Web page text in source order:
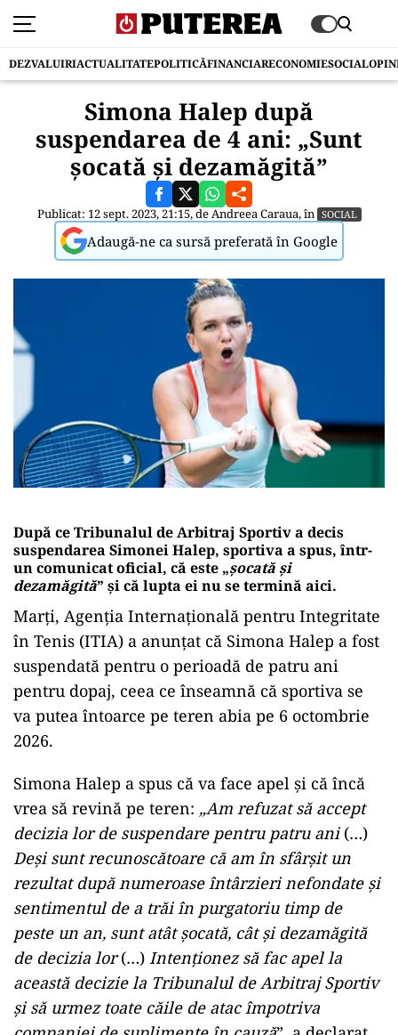
DEZVALUIRIACTUALITATEPOLITICĂFINANCIARECONOMIESOCIAL
Simona Halep după
suspendarea de 4 ani: „Sunt
șocată și dezamăgită”
Publicat: 12 sept. 2023, 21:15, deAndreea Caraua, în SOCIAL
Adaugă-ne ca sursă preferată în Google
După ce Tribunalul de Arbitraj Sportiv a decis
suspendarea Simonei Halep, sportiva a spus, într-
un comunicat oficial, că este „șocată și
dezamăgită” și că lupta ei nu se termină aici.
Marți, Agenția Internațională pentru Integritate
în Tenis (ITIA) a anunțat că Simona Halep a fost
suspendată pentru o perioadă de patru ani
pentru dopaj, ceea ce înseamnă că sportiva se
va putea întoarce pe teren abia pe 6 octombrie
2026.
Simona Halep a spus că va face apel și că încă
vrea să revină pe teren: „Am refuzat să accept
decizia lor de suspendare pentru patru ani(…)
Deși sunt recunoscătoare că am în sfârșit un
rezultat după numeroase întârzieri nefondate și
sentimentul de a trăi în purgatoriu timp de
peste un an, sunt atât șocată, cât și dezamăgită
de decizia lor(…) Intenționez să fac apel la
această decizie la Tribunalul de Arbitraj Sportiv
și să urmez toate căile de atac împotriva